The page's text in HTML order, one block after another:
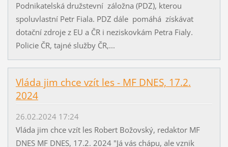
Podnikatelská družstevní záložna (PDZ), kterou
spoluvlastní Petr Fiala. PDZ dále pomáhá získávat
dotační zdroje z EU a ČR i neziskovkám Petra Fialy.
Policie ČR, tajné služby ČR,...
Vláda jim chce vzít les - MF DNES, 17.2.
2024
26.02.2024 17:24
Vláda jim chce vzít les Robert Božovský, redaktor MF
DNES MF DNES, 17.2. 2024 "Já vás chápu, ale vznik